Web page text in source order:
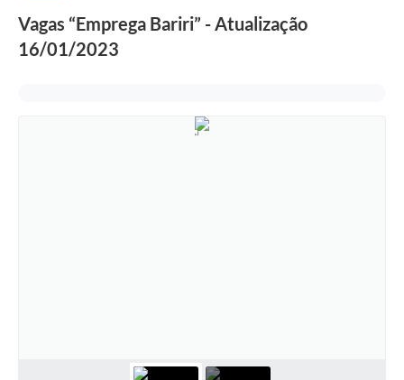
Vagas “Emprega Bariri” - Atualização
16/01/2023